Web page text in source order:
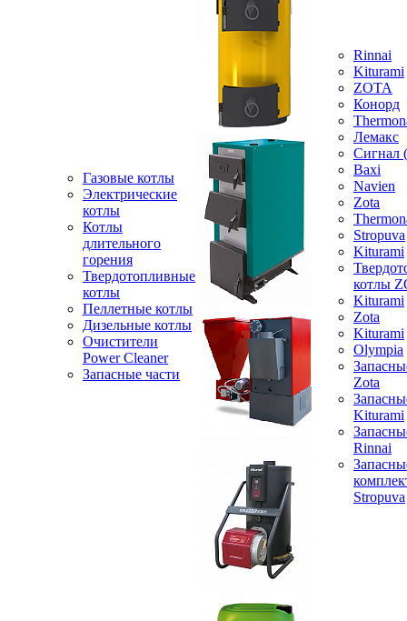
Газовые котлы
Электрические
котлы
Котлы
длительного
горения
Твердотопливные
котлы
Пеллетные котлы
Дизельные котлы
Очистители
Power Cleaner
Запасные части
Rinnai
Kiturami
ZOTA
Конорд
Лемакс
Baxi
Navien
Zota
Stropuva
Kiturami
котлы
Kiturami
Zota
Kiturami
Olympia
Zota
Kiturami
Rinnai
Stropuva